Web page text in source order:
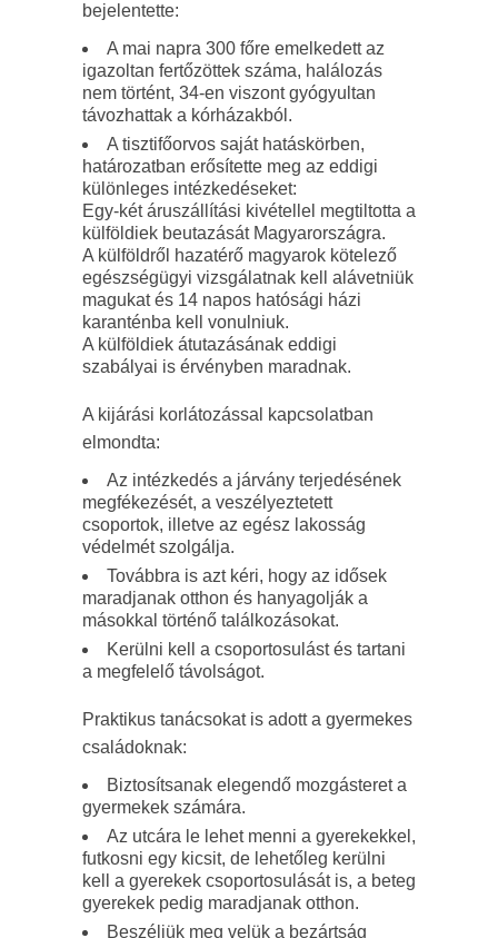
bejelentette:
A mai napra 300 főre emelkedett az
igazoltan fertőzöttek száma, halálozás
nem történt, 34-en viszont gyógyultan
távozhattak a kórházakból.
A tisztifőorvos saját hatáskörben,
határozatban erősítette meg az eddigi
különleges intézkedéseket:
Egy-két áruszállítási kivétellel megtiltotta a
külföldiek beutazását Magyarországra.
A külföldről hazatérő magyarok kötelező
egészségügyi vizsgálatnak kell alávetniük
magukat és 14 napos hatósági házi
karanténba kell vonulniuk.
A külföldiek átutazásának eddigi
szabályai is érvényben maradnak.
A kijárási korlátozással kapcsolatban
elmondta:
Az intézkedés a járvány terjedésének
megfékezését, a veszélyeztetett
csoportok, illetve az egész lakosság
védelmét szolgálja.
Továbbra is azt kéri, hogy az idősek
maradjanak otthon és hanyagolják a
másokkal történő találkozásokat.
Kerülni kell a csoportosulást és tartani
a megfelelő távolságot.
Praktikus tanácsokat is adott a gyermekes
családoknak:
Biztosítsanak elegendő mozgásteret a
gyermekek számára.
Az utcára le lehet menni a gyerekekkel,
futkosni egy kicsit, de lehetőleg kerülni
kell a gyerekek csoportosulását is, a beteg
gyerekek pedig maradjanak otthon.
Beszéljük meg velük a bezártság